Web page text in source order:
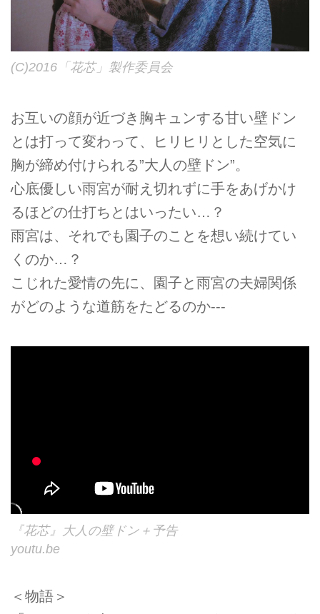
(C)2016「花芯」製作委員会
お互いの顔が近づき胸キュンする甘い壁ドン
とは打って変わって、ヒリヒリとした空気に
胸が締め付けられる”大人の壁ドン”。
心底優しい雨宮が耐え切れずに手をあげかけ
るほどの仕打ちとはいったい…？
雨宮は、それでも園子のことを想い続けてい
くのか…？
こじれた愛情の先に、園子と雨宮の夫婦関係
がどのような道筋をたどるのか---
『花芯』大人の壁ドン＋予告
youtu.be
＜物語＞